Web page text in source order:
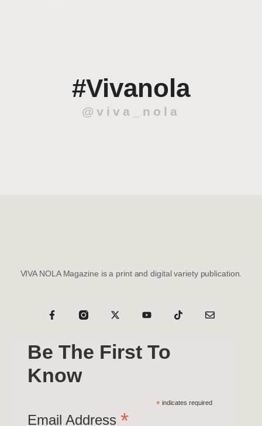
#Vivanola
@viva_nola
VIVA NOLA Magazine is a print and digital variety publication.
Be The First To
Know
* indicates required
Email Address *